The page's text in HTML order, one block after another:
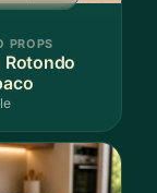
PROPS
Rotondo